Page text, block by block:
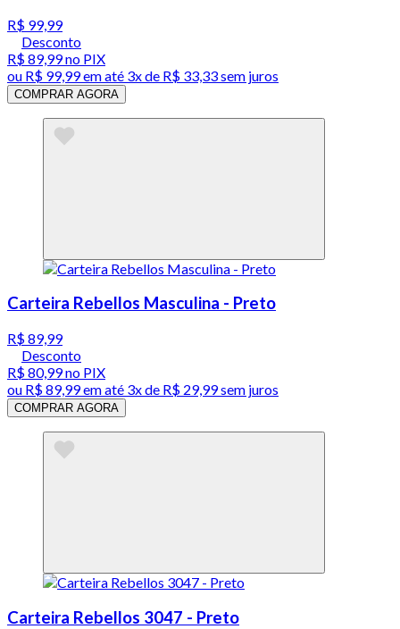
R$ 99,99
Desconto
R$ 89,99no PIX
ou R$ 99,99em até 3x de R$ 33,33 sem juros
COMPRAR AGORA
Carteira Rebellos Masculina - Preto
R$ 89,99
Desconto
R$ 80,99no PIX
ou R$ 89,99em até 3x de R$ 29,99 sem juros
COMPRAR AGORA
Carteira Rebellos 3047 - Preto